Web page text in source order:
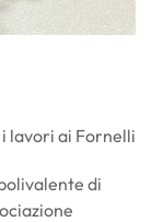
lavori ai Fornelli
di